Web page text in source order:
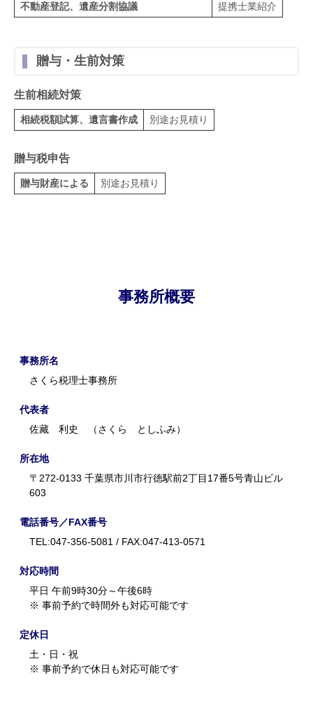
不動産登記、遺産分割協議 提携士業紹介
贈与・生前対策
生前相続対策
相続税額試算、遺言書作成 別途お見積り
贈与税申告
贈与財産による 別途お見積り
事務所概要
事務所名
さくら税理士事務所
代表者
佐藏 利史 （さくら としふみ）
所在地
〒272-0133 千葉県市川市行徳駅前2丁目17番5号青山ビル
603
電話番号／FAX番号
TEL:047-356-5081 / FAX:047-413-0571
対応時間
平日 午前9時30分～午後6時
※ 事前予約で時間外も対応可能です
定休日
土・日・祝
※ 事前予約で休日も対応可能です